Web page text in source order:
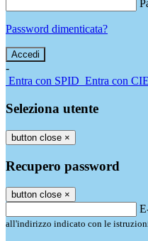
Password dimenticata?
-
Entra con SPID Entra con CIE
Seleziona utente
button close ×
Recupero password
button close ×
all'indirizzo indicato con le